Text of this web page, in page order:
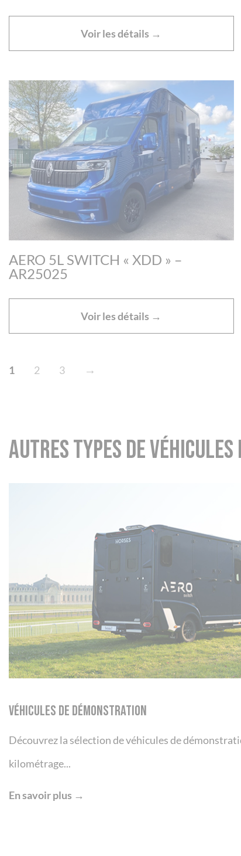
Voir les détails →
AERO 5L SWITCH « XDD » –
AR25025
Voir les détails →
1 2 3 →
Autres types de
Véhicules de démonstration
Découvrez la sélection de véhicules de
kilométrage...
En savoir plus →